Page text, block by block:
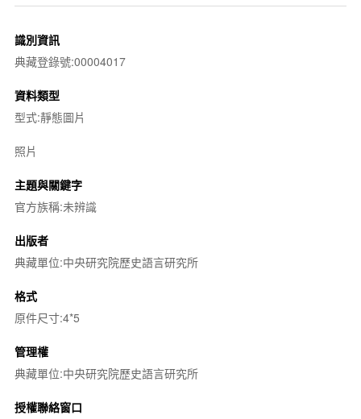
識別資訊
典藏登錄號:00004017
資料類型
型式:靜態圖片
照片
主題與關鍵字
官方族稱:未辨識
出版者
典藏單位:中央研究院歷史語言研究所
格式
原件尺寸:4*5
管理權
典藏單位:中央研究院歷史語言研究所
授權聯絡窗口